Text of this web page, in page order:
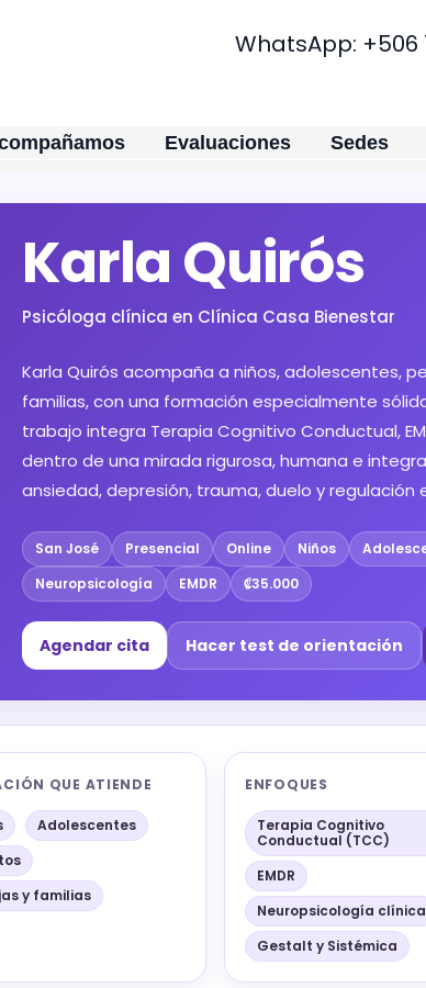
WhatsApp: +506
Evaluaciones Sedes
Karla Quirós
Psicóloga clínica en Clínica Casa Bienestar
Karla Quirós acompaña a niños, adolescentes,
familias, con una formación especialmente
trabajo integra Terapia Cognitivo Conductual,
dentro de una mirada rigurosa, humana e
ansiedad, depresión, trauma, duelo y regulación
San José Presencial Online Niños
Neuropsicología
EMDR ₡35.000
Agendar cita Hacer test de orientación
QUE ATIENDE
Adolescentes
y familias
ENFOQUES
Terapia Cognitivo
Conductual (TCC)
EMDR
Neuropsicología clínica
Gestalt y Sistémica